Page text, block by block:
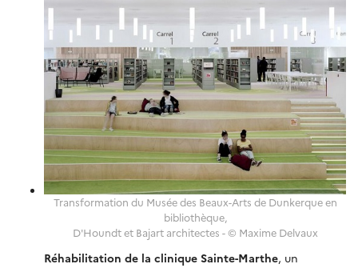
Transformation du Musée des Beaux-Arts de Dunkerque en
bibliothèque,
D'Houndt et Bajart architectes - © Maxime Delvaux
Réhabilitation de la clinique Sainte-Marthe, un